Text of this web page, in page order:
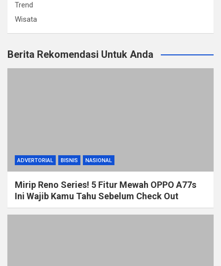
Trend
Wisata
Berita Rekomendasi Untuk Anda
ADVERTORIAL BISNIS NASIONAL
Mirip Reno Series! 5 Fitur Mewah OPPO A77s
Ini Wajib Kamu Tahu Sebelum Check Out